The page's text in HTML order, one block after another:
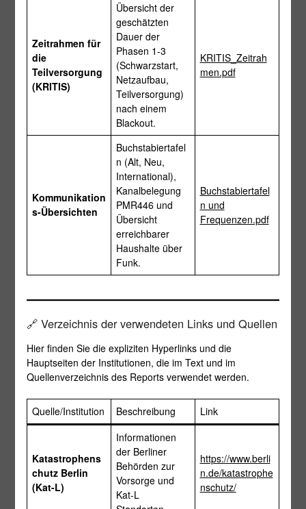
Zeitrahmen für
die
Teilversorgung
(KRITIS)
Übersicht der
geschätzten
Dauer der
Phasen 1-3
(Schwarzstart,
Netzaufbau,
Teilversorgung)
nach einem
Blackout.
KRITIS_Zeitrah
men.pdf
Kommunikation
s-Übersichten
Buchstabiertafel
n (Alt, Neu,
International),
Kanalbelegung
PMR446 und
Übersicht
erreichbarer
Haushalte über
Funk.
Buchstabiertafel
n und
Frequenzen.pdf
🔗 Verzeichnis der verwendeten Links und Quellen
Hier finden Sie die expliziten Hyperlinks und die
Hauptseiten der Institutionen, die im Text und im
Quellenverzeichnis des Reports verwendet werden.
Quelle/Institution Beschreibung Link
Katastrophens
chutz Berlin
(Kat-L)
Informationen
der Berliner
Behörden zur
Vorsorge und
Kat-L
https://www.berli
n.de/katastrophe
nschutz/